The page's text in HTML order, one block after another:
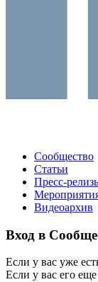
Сообщество
Статьи
Пресс-
Видеоархив
Вход в
Если у вас уже
Если у вас его